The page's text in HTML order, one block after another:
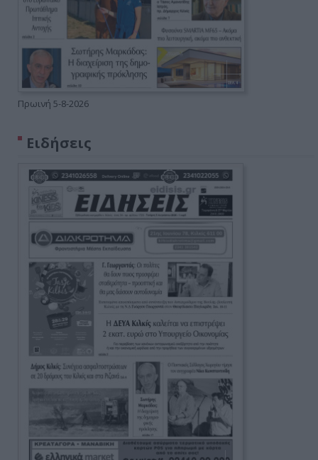
Πρωινή 5-8-2026
Ειδήσεις